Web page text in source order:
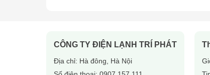
Liên hệ ngay để nhận báo giá tốt nhất và tư
CÔNG TY ĐIỆN LẠNH TRÍ PHÁT
Địa chỉ: Hà đông, Hà Nội